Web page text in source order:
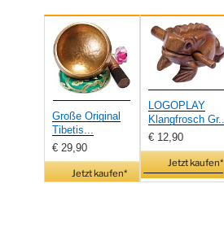
Große Original
Tibetis...
€ 29,90
Jetzt kaufen*
LOGOPLAY
Klangfrosch Gr...
€ 12,90
Jetzt kaufen*